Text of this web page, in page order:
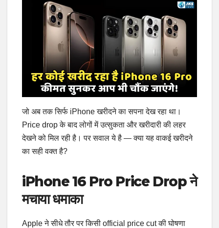
जो अब तक सिर्फ iPhone खरीदने का सपना देख रहा था।
Price drop के बाद लोगों में उत्सुकता और खरीदारी की लहर
देखने को मिल रही है। पर सवाल ये है — क्या यह वाकई खरीदने
का सही वक्त है?
iPhone 16 Pro Price Drop ने
मचाया धमाका
Apple ने सीधे तौर पर किसी official price cut की घोषणा